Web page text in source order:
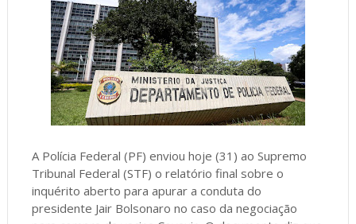
A Polícia Federal (PF) enviou hoje (31) ao Supremo
Tribunal Federal (STF) o relatório final sobre o
inquérito aberto para apurar a conduta do
presidente Jair Bolsonaro no caso da negociação